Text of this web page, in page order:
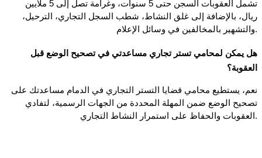
والتشهير بالمخالفين في وسائل الإعلام.
هل يمكن لمحامي تستر تجاري مساعدتي في تصحيح الوضع قبل
العقوبة؟
العقوبات والحفاظ على استمرار النشاط التجاري.